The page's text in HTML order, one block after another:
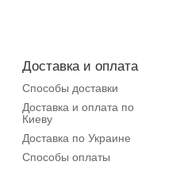
Доставка и оплата
Способы доставки
Доставка и оплата по
Киеву
Доставка по Украине
Способы оплаты